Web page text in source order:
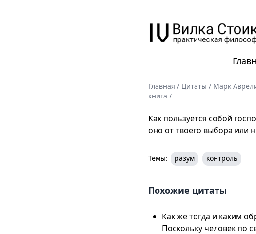
Главная / Цитаты / Марк
книга / ...
Как пользуется собой
оно от твоего выбора или
Темы: разум контроль
Похожие цитаты
Как же тогда и каким
Поскольку человек по